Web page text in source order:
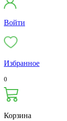
Войти
Избранное
0
Корзина